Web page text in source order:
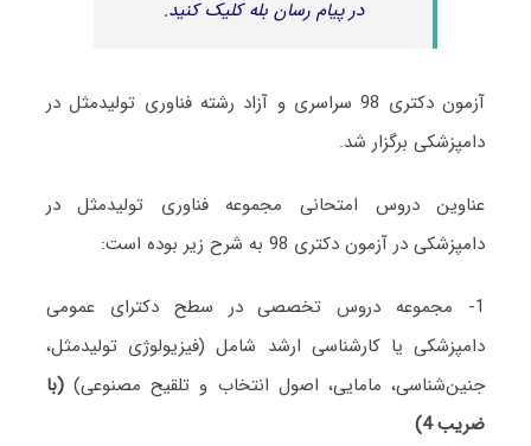
در پیام رسان بله کلیک کنید.
آزمون دکتری 98 سراسری و آزاد رشته فناوری تولیدمثل در
دامپزشکی برگزار شد.
عناوین دروس امتحانی مجموعه فناوری تولیدمثل در
دامپزشکی در آزمون دکتری 98 به شرح زیر بوده است:
1- مجموعه دروس تخصصی در سطح دکترای عمومی
دامپزشکی یا کارشناسی ارشد شامل (فیزیولوژی تولیدمثل،
جنین‌شناسی، مامایی، اصول انتخاب و تلقیح مصنوعی)(با
ضریب 4)